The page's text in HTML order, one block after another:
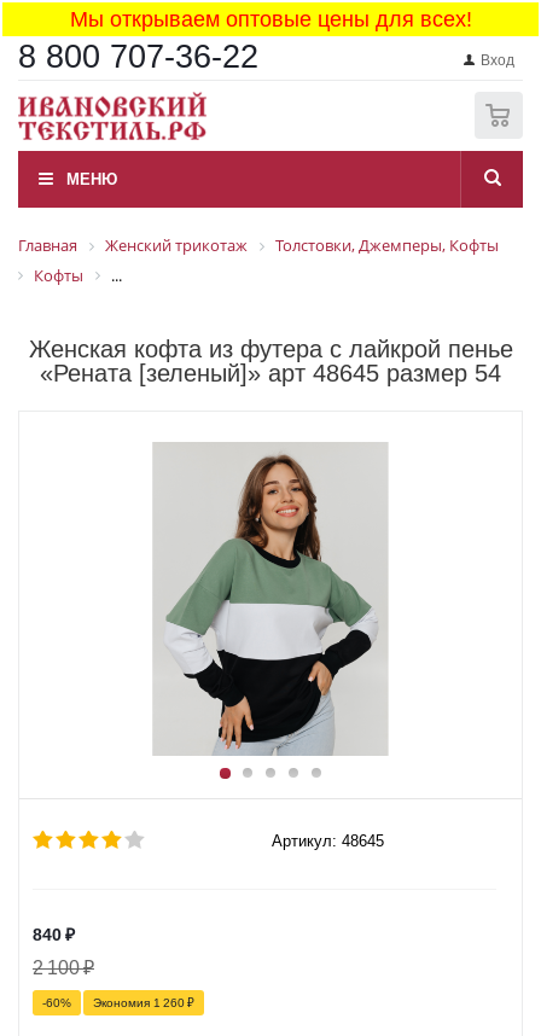
Мы открываем оптовые цены для всех!
8 800 707-36-22 Вход
МЕНЮ
Главная Женский трикотаж
Толстовки, Джемперы, Кофты
Кофты
...
Женская кофта из футера с лайкрой пенье
«Рената [зеленый]» арт 48645 размер 54
Артикул: 48645
840₽
2 100₽
-60% Экономия 1 260₽